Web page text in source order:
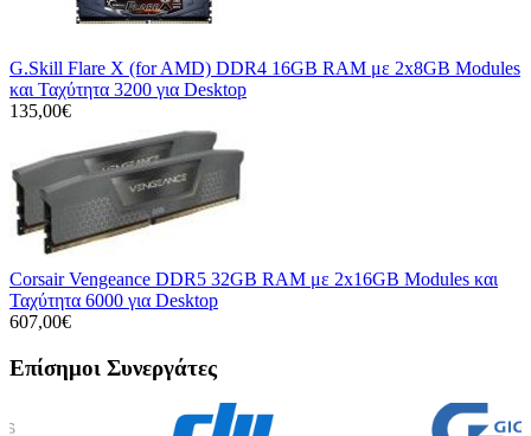
G.Skill Flare X (for AMD) DDR4 16GB RAM με 2x8GB Modules
και Ταχύτητα 3200 για Desktop
135,00€
Corsair Vengeance DDR5 32GB RAM με 2x16GB Modules και
Ταχύτητα 6000 για Desktop
607,00€
Επίσημοι Συνεργάτες